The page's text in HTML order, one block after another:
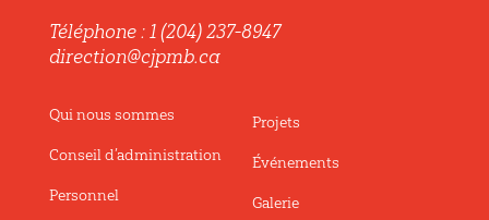
Téléphone : 1 (204) 237-8947
direction@cjpmb.ca
Qui nous sommes
Conseil d’administration
Personnel
Projets
Événements
Galerie